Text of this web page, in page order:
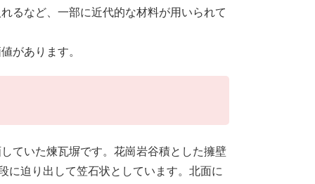
るなど、一部に近代的な材料が用いられて
があります。
ていた煉瓦塀です。花崗岩谷積とした擁壁
に迫り出して笠石状としています。北面に